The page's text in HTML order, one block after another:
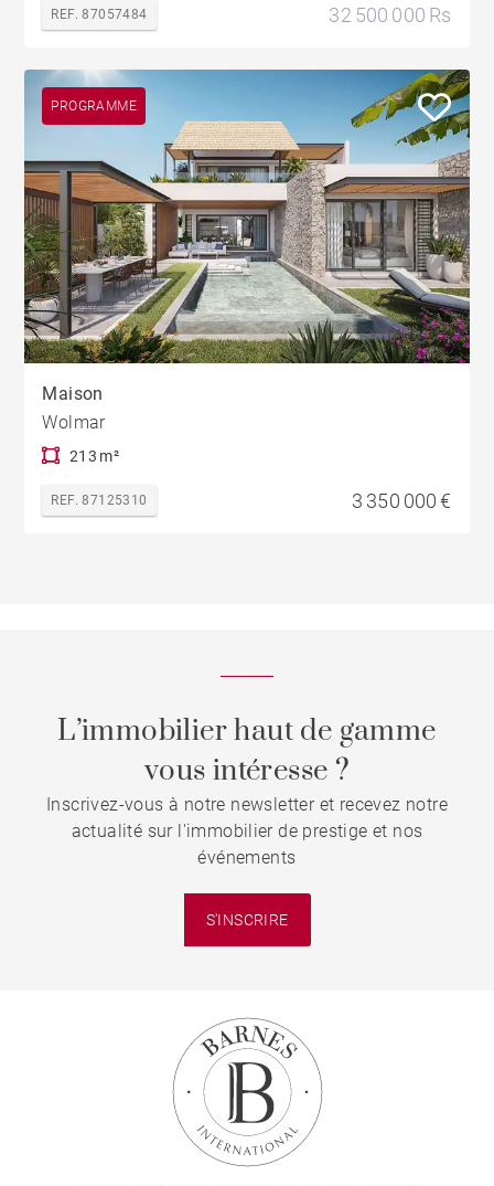
REF. 87057484 32 500 000 Rs
PROGRAMME
Maison
Wolmar
213 m²
REF. 87125310 3 350 000 €
L’immobilier haut de gamme
vous intéresse ?
Inscrivez-vous à notre newsletter et recevez notre
actualité sur l'immobilier de prestige et nos
événements
S'INSCRIRE